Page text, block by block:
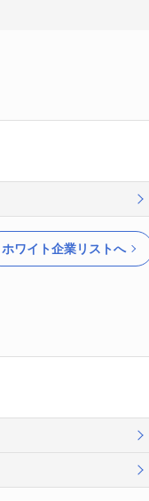
ホワイト企業リストへ